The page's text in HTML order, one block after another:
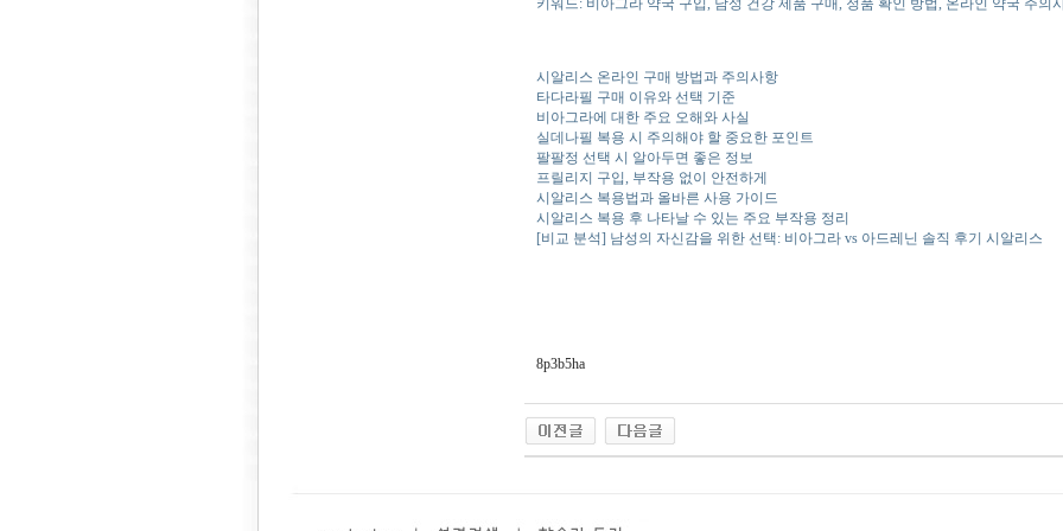
시알리스 온라인 구매 방법과 주의사항
타다라필 구매 이유와 선택 기준
비아그라에 대한 주요 오해와 사실
실데나필 복용 시 주의해야 할 중요한 포인트
팔팔정 선택 시 알아두면 좋은 정보
프릴리지 구입, 부작용 없이 안전하게
시알리스 복용법과 올바른 사용 가이드
시알리스 복용 후 나타날 수 있는 주요 부작용 정리
[비교 분석] 남성의 자신감을 위한 선택: 비아그라 vs 아드레닌 솔직 후기 시알리스
8p3b5ha